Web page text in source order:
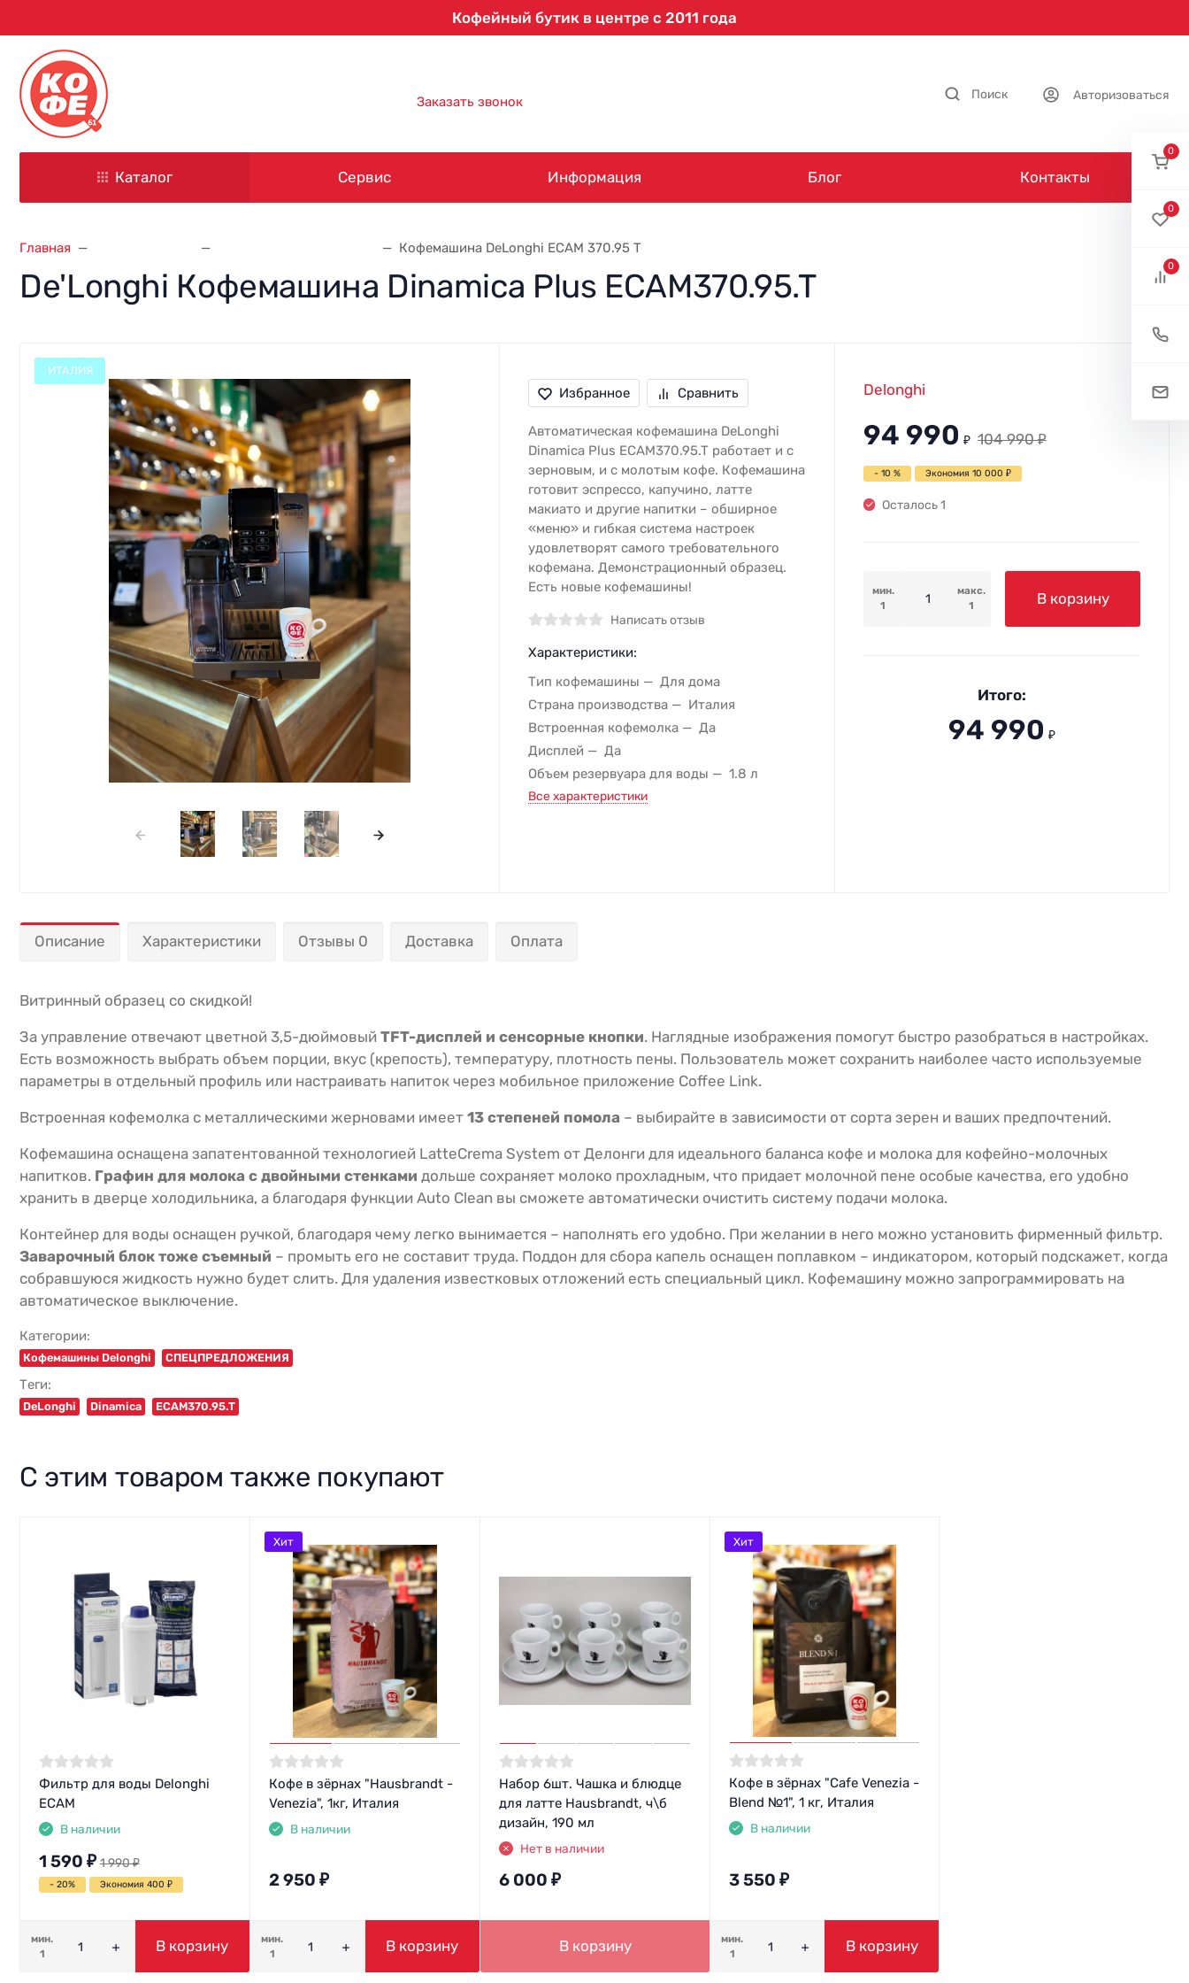
Кофейный бутик в центре с 2011 года
Заказать звонок Поиск Авторизоваться
Каталог Сервис Информация Блог Контакты
Главная Кофемашина DeLonghi ECAM 370.95 T
De'Longhi Кофемашина Dinamica Plus ECAM370.95.T
ИТАЛИЯ
Избранное Сравнить
Автоматическая кофемашина DeLonghi
Dinamica Plus ECAM370.95.T работает и с
зерновым, и с молотым кофе. Кофемашина
готовит эспрессо, капучино, латте
макиато и другие напитки – обширное
«меню» и гибкая система настроек
удовлетворят самого требовательного
кофемана. Демонстрационный образец.
Есть новые кофемашины!
Написать отзыв
Характеристики:
Тип кофемашины
Для дома
Страна производства
Италия
Встроенная кофемолка
Да
Дисплей
Да
Объем резервуара для воды
1.8 л
Все характеристики
Delonghi
94 990 ₽ 104 990 ₽
- 10 % Экономия 10 000 ₽
Осталось 1
мин.
1
макс.
1
В корзину
Итого:
94 990 ₽
Описание Характеристики Отзывы 0 Доставка Оплата
Витринный образец со скидкой!
За управление отвечают цветной 3,5-дюймовый TFT-дисплей и сенсорные кнопки. Наглядные изображения помогут быстро разобраться в настройках.
Есть возможность выбрать объем порции, вкус (крепость), температуру, плотность пены. Пользователь может сохранить наиболее часто используемые
параметры в отдельный профиль или настраивать напиток через мобильное приложение Coffee Link.
Встроенная кофемолка с металлическими жерновами имеет 13 степеней помола – выбирайте в зависимости от сорта зерен и ваших предпочтений.
Кофемашина оснащена запатентованной технологией LatteCrema System от Делонги для идеального баланса кофе и молока для кофейно-молочных
напитков. Графин для молока с двойными стенками дольше сохраняет молоко прохладным, что придает молочной пене особые качества, его удобно
хранить в дверце холодильника, а благодаря функции Auto Clean вы сможете автоматически очистить систему подачи молока.
Контейнер для воды оснащен ручкой, благодаря чему легко вынимается – наполнять его удобно. При желании в него можно установить фирменный фильтр.
Заварочный блок тоже съемный – промыть его не составит труда. Поддон для сбора капель оснащен поплавком – индикатором, который подскажет, когда
собравшуюся жидкость нужно будет слить. Для удаления известковых отложений есть специальный цикл. Кофемашину можно запрограммировать на
автоматическое выключение.
Категории:
Кофемашины Delonghi СПЕЦПРЕДЛОЖЕНИЯ
Теги:
DeLonghi Dinamica ECAM370.95.T
С этим товаром также покупают
Фильтр для воды Delonghi
ECAM
В наличии
1 590 ₽ 1 990₽
- 20% Экономия 400 ₽
мин.
1
В корзину
Кофе в зёрнах "Hausbrandt -
Venezia", 1кг, Италия
В наличии
2 950 ₽
мин.
1
В корзину
Хит
Набор 6шт. Чашка и блюдце
для латте Hausbrandt, ч\б
дизайн, 190 мл
Нет в наличии
6 000 ₽
В корзину
Кофе в зёрнах "Cafe Venezia -
Blend №1", 1 кг, Италия
В наличии
3 550 ₽
мин.
1
В корзину
Хит
0
0
0